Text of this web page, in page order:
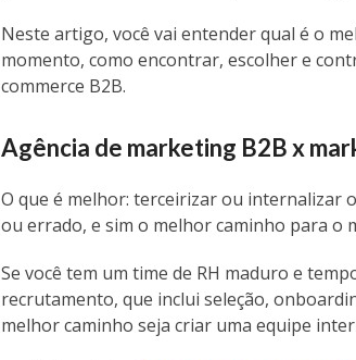
Neste artigo, você vai entender qual é o
momento, como encontrar, escolher e
commerce B2B.
Agência de marketing B2Bx
O que é melhor: terceirizar ou internalizar
ou errado, e sim o melhor caminho para o
Se você tem um time de RH maduro e
recrutamento, que inclui seleção,
melhor caminho seja criar uma equipe